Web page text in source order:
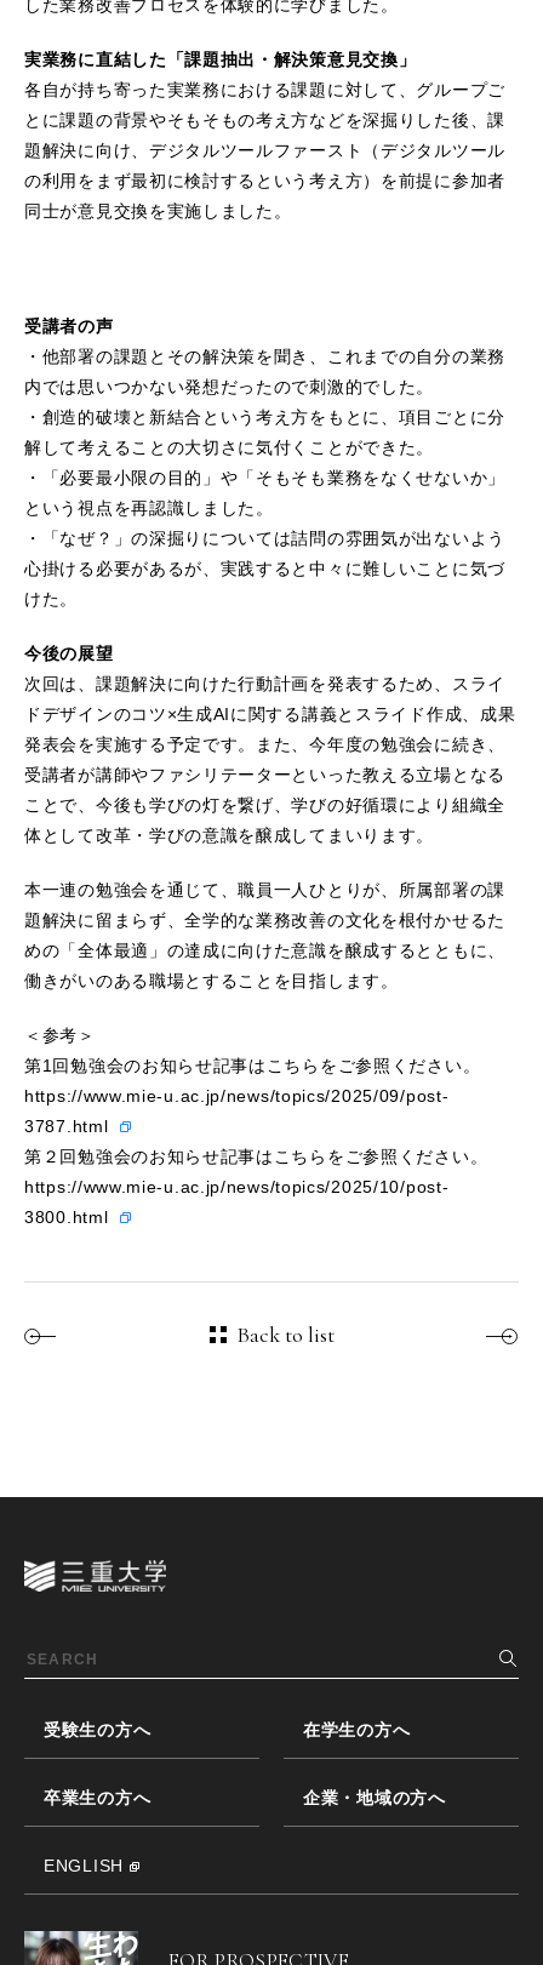
した業務改善プロセスを体験的に学びました。
実業務に直結した「課題抽出・解決策意見交換」
各自が持ち寄った実業務における課題に対して、グループご
とに課題の背景やそもそもの考え方などを深掘りした後、課
題解決に向け、デジタルツールファースト（デジタルツール
の利用をまず最初に検討するという考え方）を前提に参加者
同士が意見交換を実施しました。
受講者の声
・他部署の課題とその解決策を聞き、これまでの自分の業務
内では思いつかない発想だったので刺激的でした。
・創造的破壊と新結合という考え方をもとに、項目ごとに分
解して考えることの大切さに気付くことができた。
・「必要最小限の目的」や「そもそも業務をなくせないか」
という視点を再認識しました。
・「なぜ？」の深掘りについては詰問の雰囲気が出ないよう
心掛ける必要があるが、実践すると中々に難しいことに気づ
けた。
今後の展望
次回は、課題解決に向けた行動計画を発表するため、スライ
ドデザインのコツ×生成AIに関する講義とスライド作成、成果
発表会を実施する予定です。また、今年度の勉強会に続き、
受講者が講師やファシリテーターといった教える立場となる
ことで、今後も学びの灯を繋げ、学びの好循環により組織全
体として改革・学びの意識を醸成してまいります。
本一連の勉強会を通じて、職員一人ひとりが、所属部署の課
題解決に留まらず、全学的な業務改善の文化を根付かせるた
めの「全体最適」の達成に向けた意識を醸成するとともに、
働きがいのある職場とすることを目指します。
＜参考＞
第1回勉強会のお知らせ記事はこちらをご参照ください。
https://www.mie-u.ac.jp/news/topics/2025/09/post-
3787.html
第２回勉強会のお知らせ記事はこちらをご参照ください。
https://www.mie-u.ac.jp/news/topics/2025/10/post-
3800.html
Back to list
受験生の方へ 在学生の方へ
卒業生の方へ 企業・地域の方へ
ENGLISH